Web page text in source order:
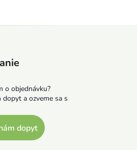
o objednávku?
dopyt a ozveme sa s
dopyt